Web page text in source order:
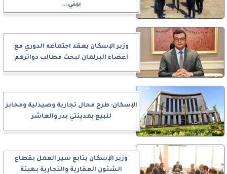
ببني...
وزير الإسكان يعقد اجتماعه الدوري مع
أعضاء البرلمان لبحث مطالب دوائرهم
الإسكان: طرح محال تجارية وصيدلية ومخابز
للبيع بمدينتي بدر والعاشر
وزير الإسكان يتابع سير العمل بقطاع
الشئون العقارية والتجارية بهيئة